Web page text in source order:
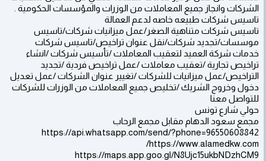
الشركات وانجاز جميع المعاملات من الوزرات والمؤسسات الحكومية .
تاسيس شركات طبيعه خاصه لدعم العمالة
تاسيس شركات متناهية الصغر/عمل ميزانيات شركات/تاسيس
موسسات/تجديد شركات/نقل عنوان تراخيص/تاسيس شركات
خدمات شركة العميد لتعقيب المعاملات /تأسيس شركات ​/انشاء
تراخيص تجارية /تعقيب معاملات /عمل تراخيص فردية /تجديد
التراخيص/عمل ميزانيات للشركات /تغيير عنوان الشركات /عمل تعديل
دخول وخروج الشريك /تخليص جميع المعاملات من الوزرات للشركات
للتواصل معنا
حولي شارع تونس
مجمع سعود الدهام مقابل مجمع الرحاب
https://api.whatsapp.com/send/?phone=96550608842
https://www.alamedkw.com/
https://maps.app.goo.gl/N8Ujc15ukbNDzhCM9